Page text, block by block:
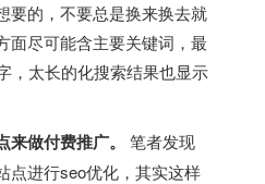
要的，不要总是换来换去就
面尽可能含主要关键词，最
，太长的化搜索结果也显示
做付费推广。
笔者发现
点进行seo优化，其实这样